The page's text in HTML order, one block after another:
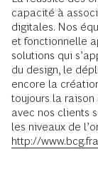
capacité à
digitales. Nos
et fonctionnelle
solutions qui
du design, le
encore la
toujours la raison
avec nos clients
les niveaux de
http://